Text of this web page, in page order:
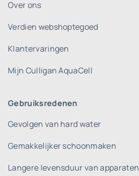
Over ons
Verdien webshoptegoed
Klantervaringen
Mijn Culligan AquaCell
Gebruiksredenen
Gevolgen van hard water
Gemakkelijker schoonmaken
Langere levensduur van apparaten